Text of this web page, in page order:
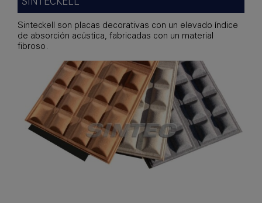
SINTECKELL
Sinteckell son placas decorativas con un elevado índice
de absorción acústica, fabricadas con un material
fibroso.